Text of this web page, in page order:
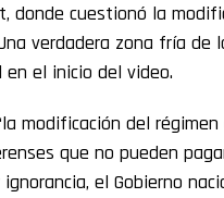
donde cuestionó la
verdadera zona fría de
en el inicio del video.
modificación del régimen
que no pueden
el Gobierno